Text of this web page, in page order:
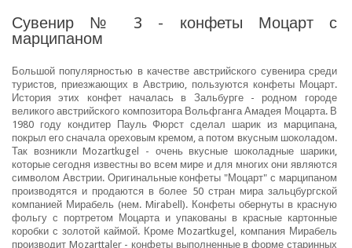
Сувенир № 3 - конфеты Моцарт с
марципаном
Большой популярностью в качестве австрийского сувенира среди
туристов, приезжающих в Австрию, пользуются конфеты Моцарт.
История этих конфет началась в Зальбурге - родном городе
великого австрийского композитора Вольфганга Амадея Моцарта. В
1980 году кондитер Пауль Фюрст сделал шарик из марципана,
покрыл его сначала ореховым кремом, а потом вкусным шоколадом.
Так возникли Mozartkugel - очень вкусные шоколадные шарики,
которые сегодня известны во всем мире и для многих они являются
символом Австрии. Оригинальные конфеты "Моцарт" с марципаном
производятся и продаются в более 50 стран мира зальцбургской
компанией Мирабель (нем. Mirabell). Конфеты обернуты в красную
фольгу с портретом Моцарта и упакованы в красные картонные
коробки с золотой каймой. Кроме Mozartkugel, компания Мирабель
производит Mozarttaler - конфеты выполненные в форме старинных